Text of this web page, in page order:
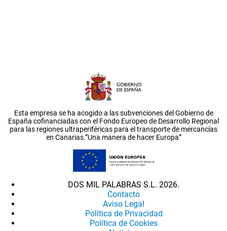
Esta empresa se ha acogido a las subvenciones del Gobierno de
España cofinanciadas con el Fondo Europeo de Desarrollo Regional
para las regiones ultraperiféricas para el transporte de mercancías
en Canarias.”Una manera de hacer Europa”
DOS MIL PALABRAS S.L. 2026.
Contacto
Aviso Legal
Política de Privacidad
Política de Cookies